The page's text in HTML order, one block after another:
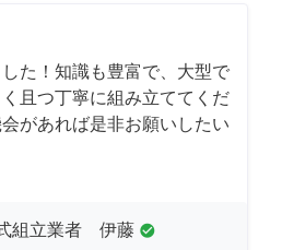
た！知識も豊富で、大型で
且つ丁寧に組み立ててくだ
があれば是非お願いしたい
組立業者 伊藤 check_circle